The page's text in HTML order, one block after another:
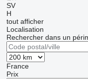
SV
H
tout afficher
Localisation
Rechercher dans un
France
Prix